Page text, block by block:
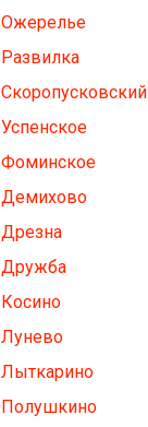
Ожерелье
Развилка
Скоропусковский
Успенское
Фоминское
Демихово
Дрезна
Дружба
Косино
Лунево
Лыткарино
Полушкино